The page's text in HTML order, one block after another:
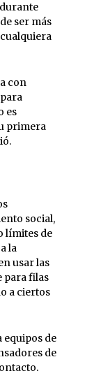
ser más
con
es
primera
social,
límites de
la
usar las
para filas
a ciertos
equipos de
de